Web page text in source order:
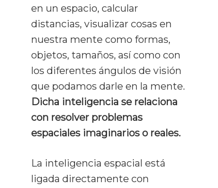
en un espacio, calcular
distancias, visualizar cosas en
nuestra mente como formas,
objetos, tamaños, así como con
los diferentes ángulos de visión
que podamos darle en la mente.
Dicha inteligencia se relaciona
con resolver problemas
espaciales imaginarios o reales.
La inteligencia espacial está
ligada directamente con